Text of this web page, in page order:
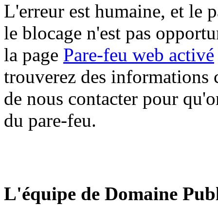
L'erreur est humaine, et le
le blocage n'est pas
la page Pare-feu web activé
trouverez des informations
de nous contacter pour
du pare-feu.
L'équipe de Domaine